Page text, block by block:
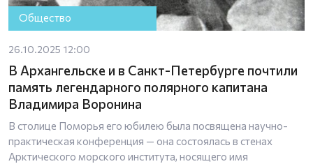
Общество
26.10.2025 12:00
В Архангельске и в Санкт-Петербурге почтили
память легендарного полярного капитана
Владимира Воронина
В столице Поморья его юбилею была посвящена научно-
практическая конференция — она состоялась в стенах
Арктического морского института, носящего имя